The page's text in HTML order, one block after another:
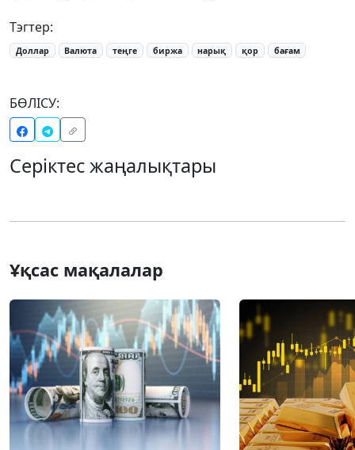
Тэгтер:
Доллар Валюта теңге биржа нарық қор бағам
БӨЛІСУ:
Серіктес жаңалықтары
Ұқсас мақалалар